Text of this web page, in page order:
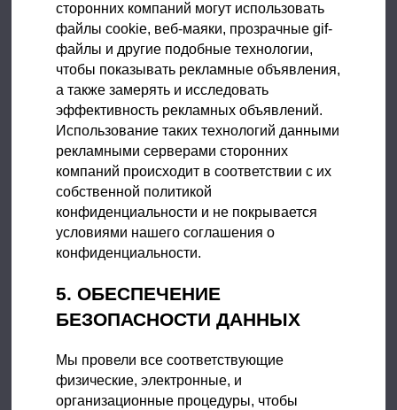
сторонних компаний могут использовать
файлы сookie, веб-маяки, прозрачные gif-
файлы и другие подобные технологии,
чтобы показывать рекламные объявления,
а также замерять и исследовать
эффективность рекламных объявлений.
Использование таких технологий данными
рекламными серверами сторонних
компаний происходит в соответствии с их
собственной политикой
конфиденциальности и не покрывается
условиями нашего соглашения о
конфиденциальности.
5. ОБЕСПЕЧЕНИЕ
БЕЗОПАСНОСТИ ДАННЫХ
Мы провели все соответствующие
физические, электронные, и
организационные процедуры, чтобы